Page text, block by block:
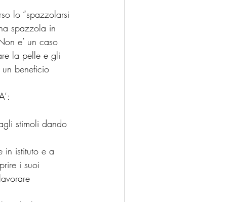
lo “spazzolarsi
spazzola in
e’ un caso
la pelle e gli
beneficio
stimoli dando
in istituto e a
i suoi